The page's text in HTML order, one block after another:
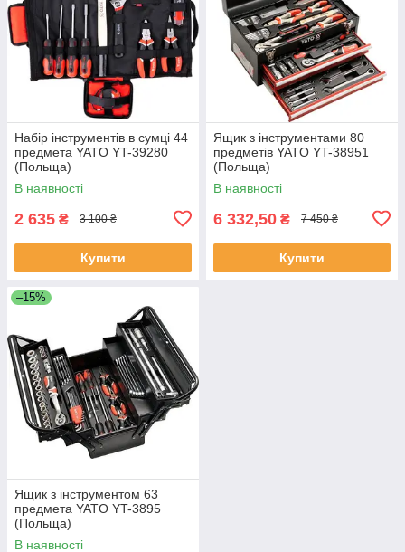
Набір інструментів в сумці 44
предмета YATO YT-39280
(Польща)
В наявності
2 635 ₴ 3 100 ₴
Купити
Ящик з інструментами 80
предметів YATO YT-38951
(Польща)
В наявності
6 332,50 ₴ 7 450 ₴
Купити
–15%
Ящик з інструментом 63
предмета YATO YT-3895
(Польща)
В наявності